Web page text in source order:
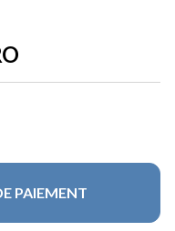
PAIEMENT